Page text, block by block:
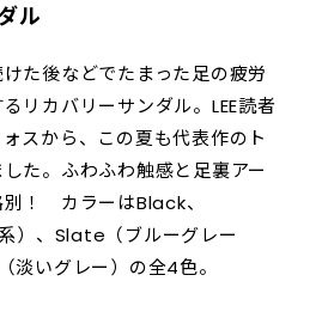
ル
た後などでたまった足の疲労
リカバリーサンダル。LEE読者
スから、この夏も代表作のト
た。ふわふわ触感と足裏アー
！ カラーはBlack、
）、Slate（ブルーグレー
いグレー）の全4色。